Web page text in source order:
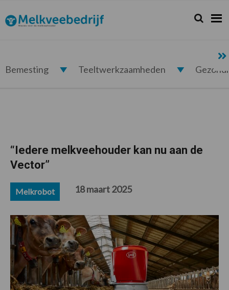
de
hoofdnavigatie
de
hoofd
de
eerste
de
voettekst
Melkveebedrijf.nl Zoeken...
Zoek
Bemesting Teeltwerkzaamheden
“Iedere melkveehouder kan nu aan de
Vector”
Melkrobot 18 maart 2025